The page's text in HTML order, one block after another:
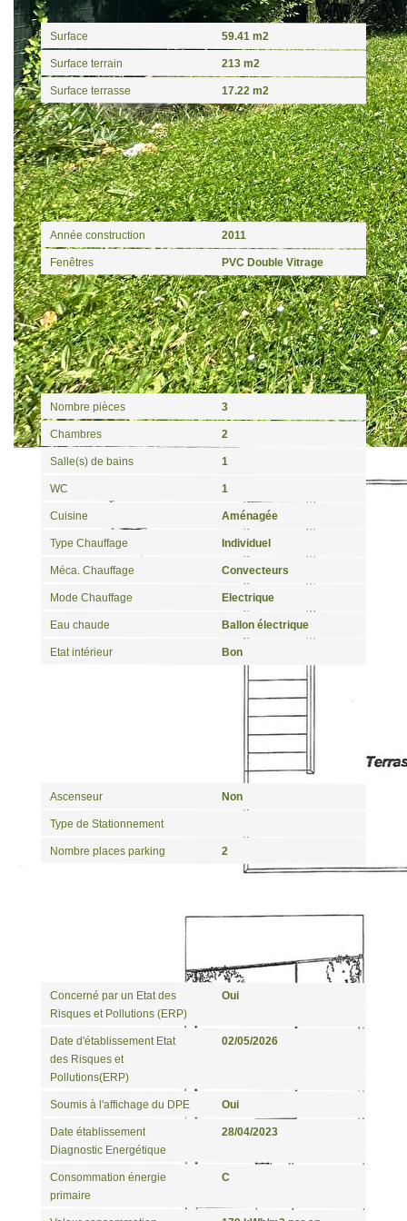
Surface 59.41 m2
Surface terrain 213 m2
Surface terrasse 17.22 m2
Extérieur
Année construction 2011
Fenêtres PVC Double Vitrage
Intérieur
Nombre pièces 3
Chambres 2
Salle(s) de bains 1
WC 1
Cuisine Aménagée
Type Chauffage Individuel
Méca. Chauffage Convecteurs
Mode Chauffage Electrique
Eau chaude Ballon électrique
Etat intérieur Bon
Ascenseur Non
Type de Stationnement
Nombre places parking 2
Concerné par un Etat des
Risques et Pollutions (ERP)
Oui
Date d'établissement Etat
des Risques et
Pollutions(ERP)
02/05/2026
Soumis à l'affichage du DPE Oui
Date établissement
Diagnostic Energétique
28/04/2023
Consommation énergie
primaire
C